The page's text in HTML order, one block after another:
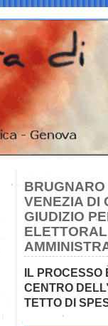
BRUGNARO
VENEZIA DI
GIUDIZIO
IL PROCESSO
CENTRO
TETTO DI